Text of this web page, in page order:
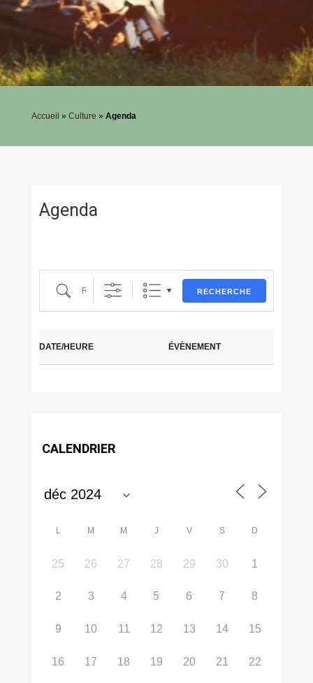
Accueil » Culture » Agenda
Agenda
Recherche RECHERCHE
DATE/HEURE ÉVÈNEMENT
CALENDRIER
L M M J V S D
25 26 27 28 29 30 1
2 3 4 5 6 7 8
9 10 11 12 13 14 15
16 17 18 19 20 21 22